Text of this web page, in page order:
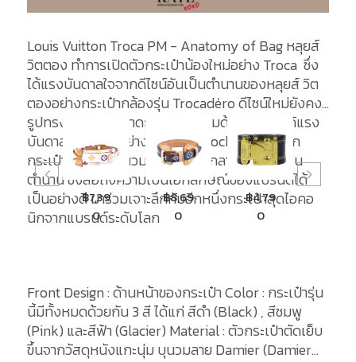
Louis Vuitton Troca PM - Anatomy of Bag หลุยส์
วิตตอง ทำการเปิดตัวกระเป๋าน้องใหม่อย่าง Troca ซึ่ง
ได้แรงบันดาลใจจากดีไซน์อันเป็นตำนานของหลุยส์ วิต
ตองอย่างกระเป๋ากล้องรุ่น Trocadéro ดีไซน์ใหม่ยังคง
รูปทรงสี่เหลี่ยมขนาดกะทัดรัดเสริมด้วยดีเทลที่ได้แรง
บันดาลใจจากหีบอย่างตัวล็อก S-lock สุดไอคอนิก
กระเป๋าหนังแกะบุนวมสัมผัสนุ่มปักลาย Damier ใน
ตำนาน ซึ่งสื่อถึงความเป็นเอกลักษณ์ของแบรนด์ได้
เป็นอย่างดี มาร่วมเจาะลึกกับอีกหนึ่งกระเป๋าสุดไอคอ
นิกจากแบรนด์ระดับโลก
฿7,39
฿7,39
0
฿8,69
0
฿4,79
0
Front Design : ด้านหน้าของกระเป๋า Color : กระเป๋ารุ่น
นี้มีทั้งหมดด้วยกัน 3 สี ได้แก่ สีดำ (Black) , สีชมพู
(Pink) และสีฟ้า (Glacier) Material : ตัวกระเป๋าตัดเย็บ
ขึ้นจากวัสดุหนังแกะนุ่ม บุนวมลาย Damier (Damier